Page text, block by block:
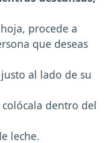
procede a
que deseas
al lado de su
dentro del
leche.